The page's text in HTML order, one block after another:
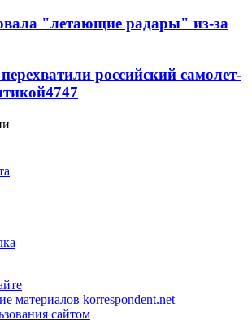
"летающие радары" из-за
российский самолет-
4747
материалов korrespondent.net
сайтом